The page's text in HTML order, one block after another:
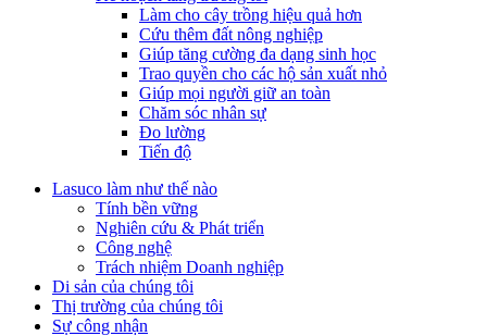
Làm cho cây trồng hiệu quả hơn
Cứu thêm đất nông nghiệp
Giúp tăng cường đa dạng sinh học
Trao quyền cho các hộ sản xuất nhỏ
Giúp mọi người giữ an toàn
Chăm sóc nhân sự
Đo lường
Tiến độ
Lasuco làm như thế nào
Tính bền vững
Nghiên cứu & Phát triển
Công nghệ
Trách nhiệm Doanh nghiệp
Di sản của chúng tôi
Thị trường của chúng tôi
Sự công nhận